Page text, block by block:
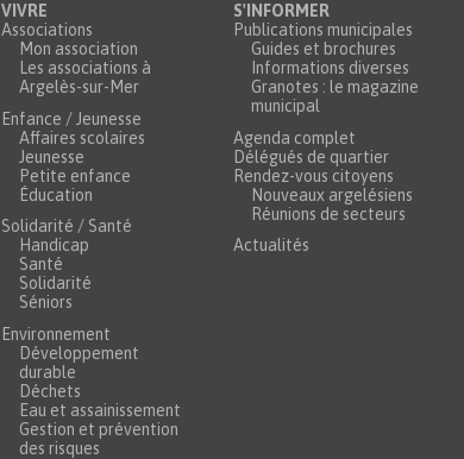
VIVRE
Associations
Mon association
Les associations à
Argelès-sur-Mer
Enfance / Jeunesse
Affaires scolaires
Jeunesse
Petite enfance
Éducation
Solidarité / Santé
Handicap
Santé
Solidarité
Séniors
Environnement
Développement
durable
Déchets
Eau et assainissement
Gestion et prévention
des risques
S'INFORMER
Publications municipales
Guides et brochures
Informations diverses
Granotes : le magazine
municipal
Agenda complet
Délégués de quartier
Rendez-vous citoyens
Nouveaux argelésiens
Réunions de secteurs
Actualités